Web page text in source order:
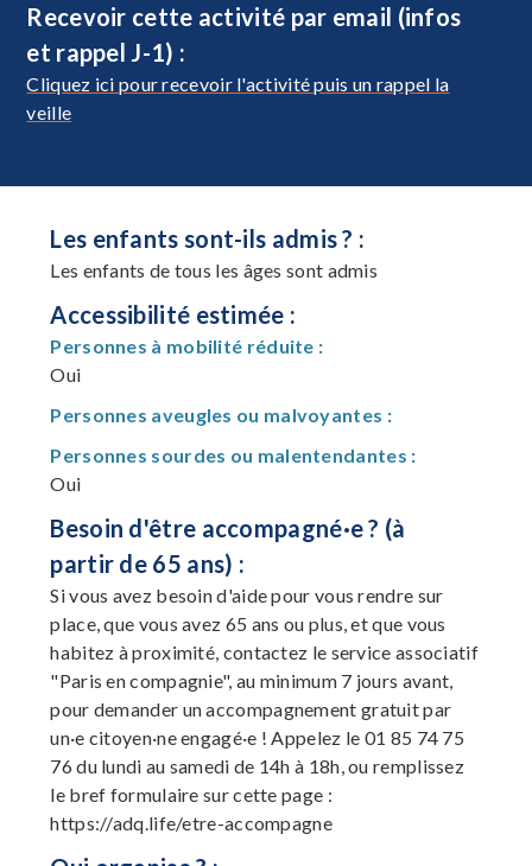
Recevoir cette activité par email (infos
et rappel J-1) :
Cliquez ici pour recevoir l'activité puis un rappel la
veille
Les enfants sont-ils admis ? :
Les enfants de tous les âges sont admis
Accessibilité estimée :
Personnes à mobilité réduite :
Oui
Personnes aveugles ou malvoyantes :
Personnes sourdes ou malentendantes :
Oui
Besoin d'être accompagné·e ? (à
partir de 65 ans) :
Si vous avez besoin d'aide pour vous rendre sur
place, que vous avez 65 ans ou plus, et que vous
habitez à proximité, contactez le service associatif
"Paris en compagnie", au minimum 7 jours avant,
pour demander un accompagnement gratuit par
un·e citoyen·ne engagé·e ! Appelez le 01 85 74 75
76 du lundi au samedi de 14h à 18h, ou remplissez
le bref formulaire sur cette page :
https://adq.life/etre-accompagne